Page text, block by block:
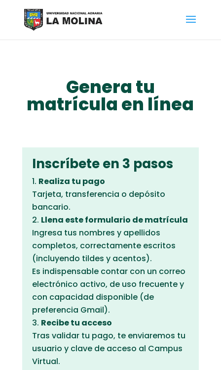
Genera tu
matrícula en línea
Inscríbete en 3 pasos
Realiza tu pago
Tarjeta, transferencia o depósito
bancario.
Llena este formulario de matrícula
Ingresa tus nombres y apellidos
completos, correctamente escritos
(incluyendo tildes y acentos).
Es indispensable contar con un correo
electrónico activo, de uso frecuente y
con capacidad disponible (de
preferencia Gmail).
Recibe tu acceso
Tras validar tu pago, te enviaremos tu
usuario y clave de acceso al Campus
Virtual.